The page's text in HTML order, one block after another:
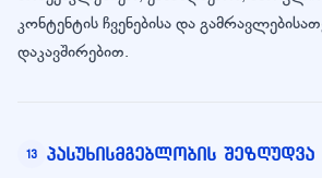
კონტენტის ჩვენებისა და
დაკავშირებით.
13 პასუხისმგებლობის შეზღუდვა